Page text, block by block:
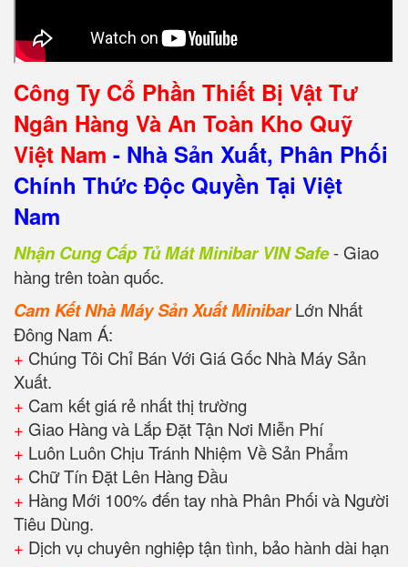
Công Ty Cổ Phần Thiết Bị Vật Tư
Ngân Hàng Và An Toàn Kho Quỹ
Việt Nam - Nhà Sản Xuất, Phân Phối
Chính Thức Độc Quyền Tại Việt
Nam
Nhận Cung Cấp Tủ Mát Minibar VIN Safe- Giao
hàng trên toàn quốc.
Cam Kết Nhà Máy Sản Xuất MinibarLớn Nhất
Đông Nam Á:
+ Chúng Tôi Chỉ Bán Với Giá Gốc Nhà Máy Sản
Xuất.
+ Cam kết giá rẻ nhất thị trường
+ Giao Hàng và Lắp Đặt Tận Nơi Miễn Phí
+ Luôn Luôn Chịu Tránh Nhiệm Về Sản Phẩm
+ Chữ Tín Đặt Lên Hàng Đầu
+ Hàng Mới 100% đến tay nhà Phân Phối và Người
Tiêu Dùng.
+ Dịch vụ chuyên nghiệp tận tình, bảo hành dài hạn